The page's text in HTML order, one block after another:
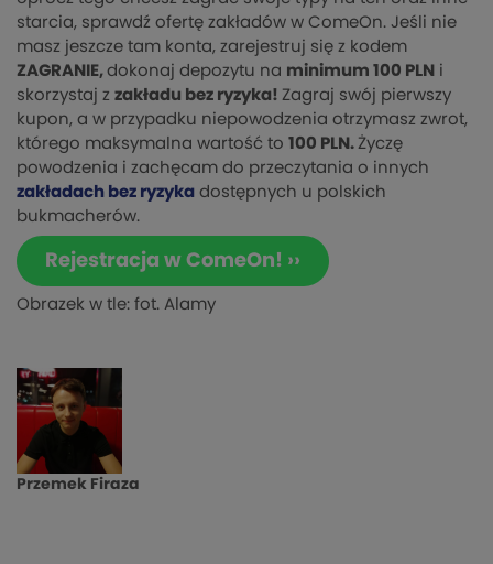
starcia, sprawdź ofertę zakładów w ComeOn. Jeśli nie
masz jeszcze tam konta, zarejestruj się z kodem
ZAGRANIE, dokonaj depozytu na minimum 100 PLN i
skorzystaj z zakładu bez ryzyka! Zagraj swój pierwszy
kupon, a w przypadku niepowodzenia otrzymasz zwrot,
którego maksymalna wartość to 100 PLN. Życzę
powodzenia i zachęcam do przeczytania o innych
zakładach bez ryzyka dostępnych u polskich
bukmacherów.
Rejestracja w ComeOn! ››
Obrazek w tle: fot. Alamy
Przemek Firaza